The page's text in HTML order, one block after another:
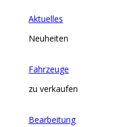
Aktuelles
Neuheiten
Fahrzeuge
zu verkaufen
Bearbeitung